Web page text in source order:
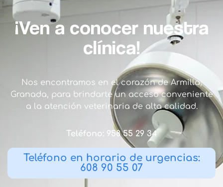
¡Ven a conocer nuestra
clínica!
Nos encontramos en el corazón de Armilla,
Granada, para brindarte un acceso conveniente
a la atención veterinaria de alta calidad.
Teléfono: 958 55 29 34
Teléfono en horario de urgencias:
608 90 55 07